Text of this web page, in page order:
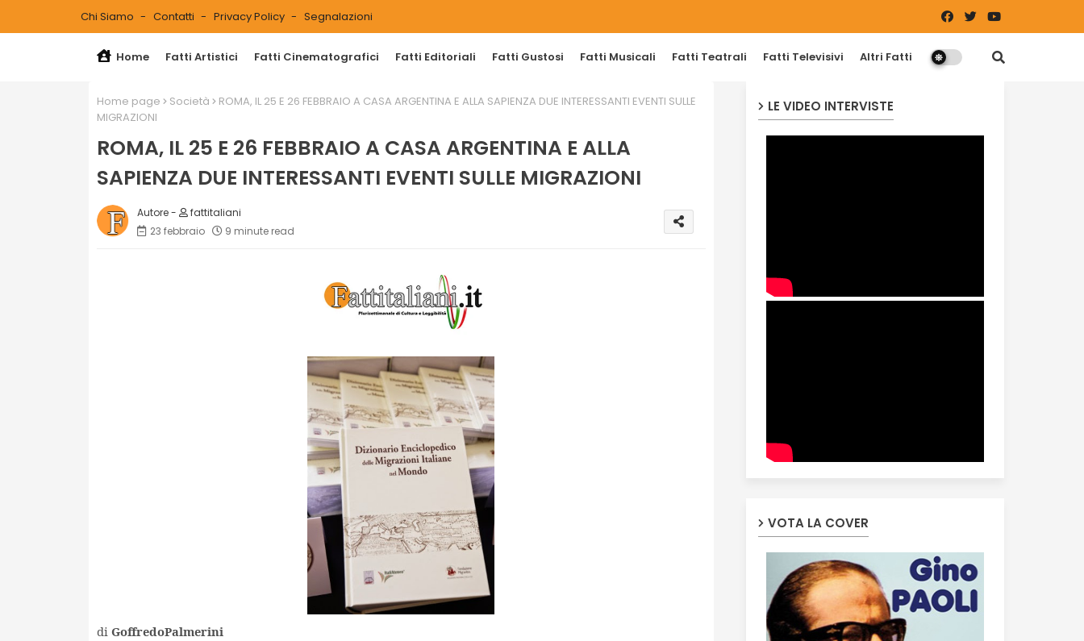
Chi Siamo Contatti Privacy Policy Segnalazioni
Home Fatti Artistici Fatti Cinematografici Fatti Editoriali Fatti Gustosi Fatti Musicali Fatti Teatrali Fatti Televisivi Altri Fatti
Home page Società
ROMA, IL 25 E 26 FEBBRAIO A CASA ARGENTINA E ALLA SAPIENZA DUE INTERESSANTI EVENTI SULLE
MIGRAZIONI
ROMA, IL 25 E 26 FEBBRAIO A CASA ARGENTINA E ALLA
SAPIENZA DUE INTERESSANTI EVENTI SULLE MIGRAZIONI
fattitaliani
23 febbraio
9 minute read
diGoffredoPalmerini
LE VIDEO INTERVISTE
VOTA LA COVER